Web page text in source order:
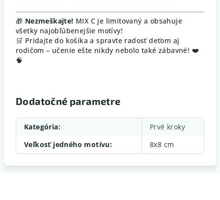
🎁 Nezmeškajte! MIX C je limitovaný a obsahuje
všetky najobľúbenejšie motívy!
🛒 Pridajte do košíka a spravte radosť deťom aj
rodičom – učenie ešte nikdy nebolo také zábavné! ❤️
🧠
Dodatočné parametre
Kategória:
Prvé kroky
Veľkosť jedného motívu: 8x8 cm